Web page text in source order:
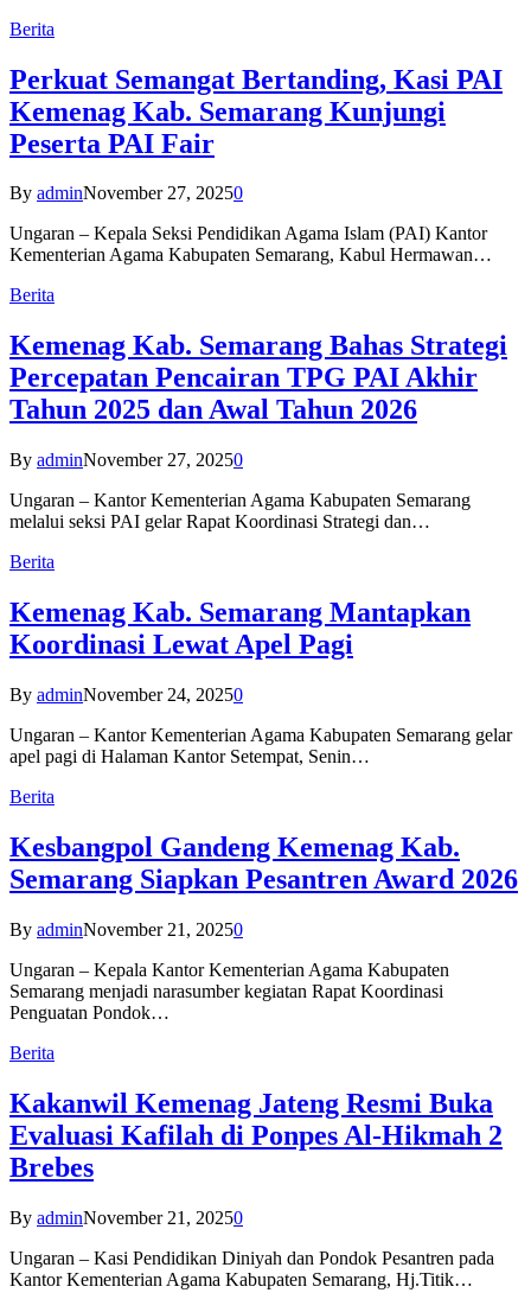
Berita
Perkuat Semangat Bertanding, Kasi PAI
Kemenag Kab. Semarang Kunjungi
Peserta PAI Fair
By adminNovember 27, 20250
Ungaran – Kepala Seksi Pendidikan Agama Islam (PAI) Kantor
Kementerian Agama Kabupaten Semarang, Kabul Hermawan…
Berita
Kemenag Kab. Semarang Bahas Strategi
Percepatan Pencairan TPG PAI Akhir
Tahun 2025 dan Awal Tahun 2026
By adminNovember 27, 20250
Ungaran – Kantor Kementerian Agama Kabupaten Semarang
melalui seksi PAI gelar Rapat Koordinasi Strategi dan…
Berita
Kemenag Kab. Semarang Mantapkan
Koordinasi Lewat Apel Pagi
By adminNovember 24, 20250
Ungaran – Kantor Kementerian Agama Kabupaten Semarang gelar
apel pagi di Halaman Kantor Setempat, Senin…
Berita
Kesbangpol Gandeng Kemenag Kab.
Semarang Siapkan Pesantren Award 2026
By adminNovember 21, 20250
Ungaran – Kepala Kantor Kementerian Agama Kabupaten
Semarang menjadi narasumber kegiatan Rapat Koordinasi
Penguatan Pondok…
Berita
Kakanwil Kemenag Jateng Resmi Buka
Evaluasi Kafilah di Ponpes Al-Hikmah 2
Brebes
By adminNovember 21, 20250
Ungaran – Kasi Pendidikan Diniyah dan Pondok Pesantren pada
Kantor Kementerian Agama Kabupaten Semarang, Hj.Titik…